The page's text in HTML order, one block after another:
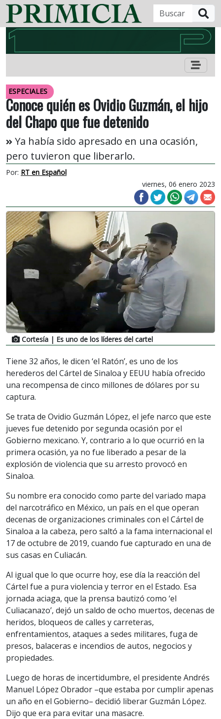
ESPECIALES
Conoce quién es Ovidio Guzmán, el hijo
del Chapo que fue detenido
Ya había sido apresado en una ocasión,
pero tuvieron que liberarlo.
Por: RT en Español
viernes, 06 enero 2023
Cortesía | Es uno de los líderes del cartel
Tiene 32 años, le dicen ‘el Ratón’, es uno de los
herederos del Cártel de Sinaloa y EEUU había ofrecido
una recompensa de cinco millones de dólares por su
captura.
Se trata de Ovidio Guzmán López, el jefe narco que este
jueves fue detenido por segunda ocasión por el
Gobierno mexicano. Y, contrario a lo que ocurrió en la
primera ocasión, ya no fue liberado a pesar de la
explosión de violencia que su arresto provocó en
Sinaloa.
Su nombre era conocido como parte del variado mapa
del narcotráfico en México, un país en el que operan
decenas de organizaciones criminales con el Cártel de
Sinaloa a la cabeza, pero saltó a la fama internacional el
17 de octubre de 2019, cuando fue capturado en una de
sus casas en Culiacán.
Al igual que lo que ocurre hoy, ese día la reacción del
Cártel fue a pura violencia y terror en el Estado. Esa
jornada aciaga, que la prensa bautizó como ‘el
Culiacanazo’, dejó un saldo de ocho muertos, decenas de
heridos, bloqueos de calles y carreteras,
enfrentamientos, ataques a sedes militares, fuga de
presos, balaceras e incendios de autos, negocios y
propiedades.
Luego de horas de incertidumbre, el presidente Andrés
Manuel López Obrador –que estaba por cumplir apenas
un año en el Gobierno– decidió liberar Guzmán López.
Dijo que era para evitar una masacre.